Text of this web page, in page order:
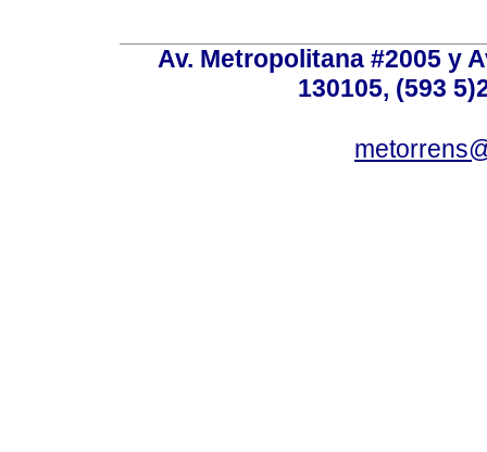
Av. Metropolitana #2005 y
130105, (593